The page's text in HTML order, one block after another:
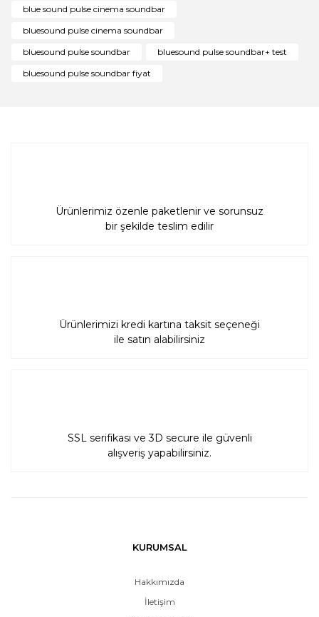
Yorum Yaz
Ürün açıklamasında eksik bilgiler bulunuyor.
Ürün bilgilerinde hatalar bulunuyor.
Ürün fiyatı diğer sitelerden daha pahalı.
blue sound pulse cinema soundbar
bluesound pulse cinema soundbar
bluesound pulse soundbar
bluesound pulse soundbar+ test
bluesound pulse soundbar fiyat
Ürünlerimiz özenle paketlenir ve sorunsuz
bir şekilde teslim edilir
Ürünlerimizi kredi kartına taksit seçeneği
ile satın alabilirsiniz
SSL serifikası ve 3D secure ile güvenli
alışveriş yapabilirsiniz.
KURUMSAL
Hakkımızda
İletişim